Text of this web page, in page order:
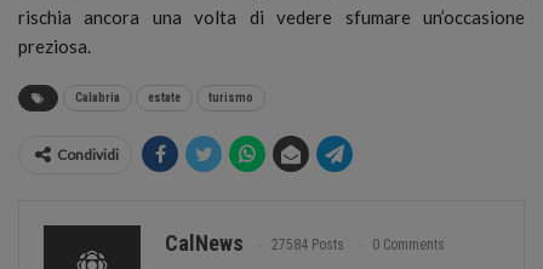
rischia ancora una volta di vedere sfumare un’occasione
preziosa.
Calabria estate turismo
Condividi
CalNews 27584 Posts 0 Comments